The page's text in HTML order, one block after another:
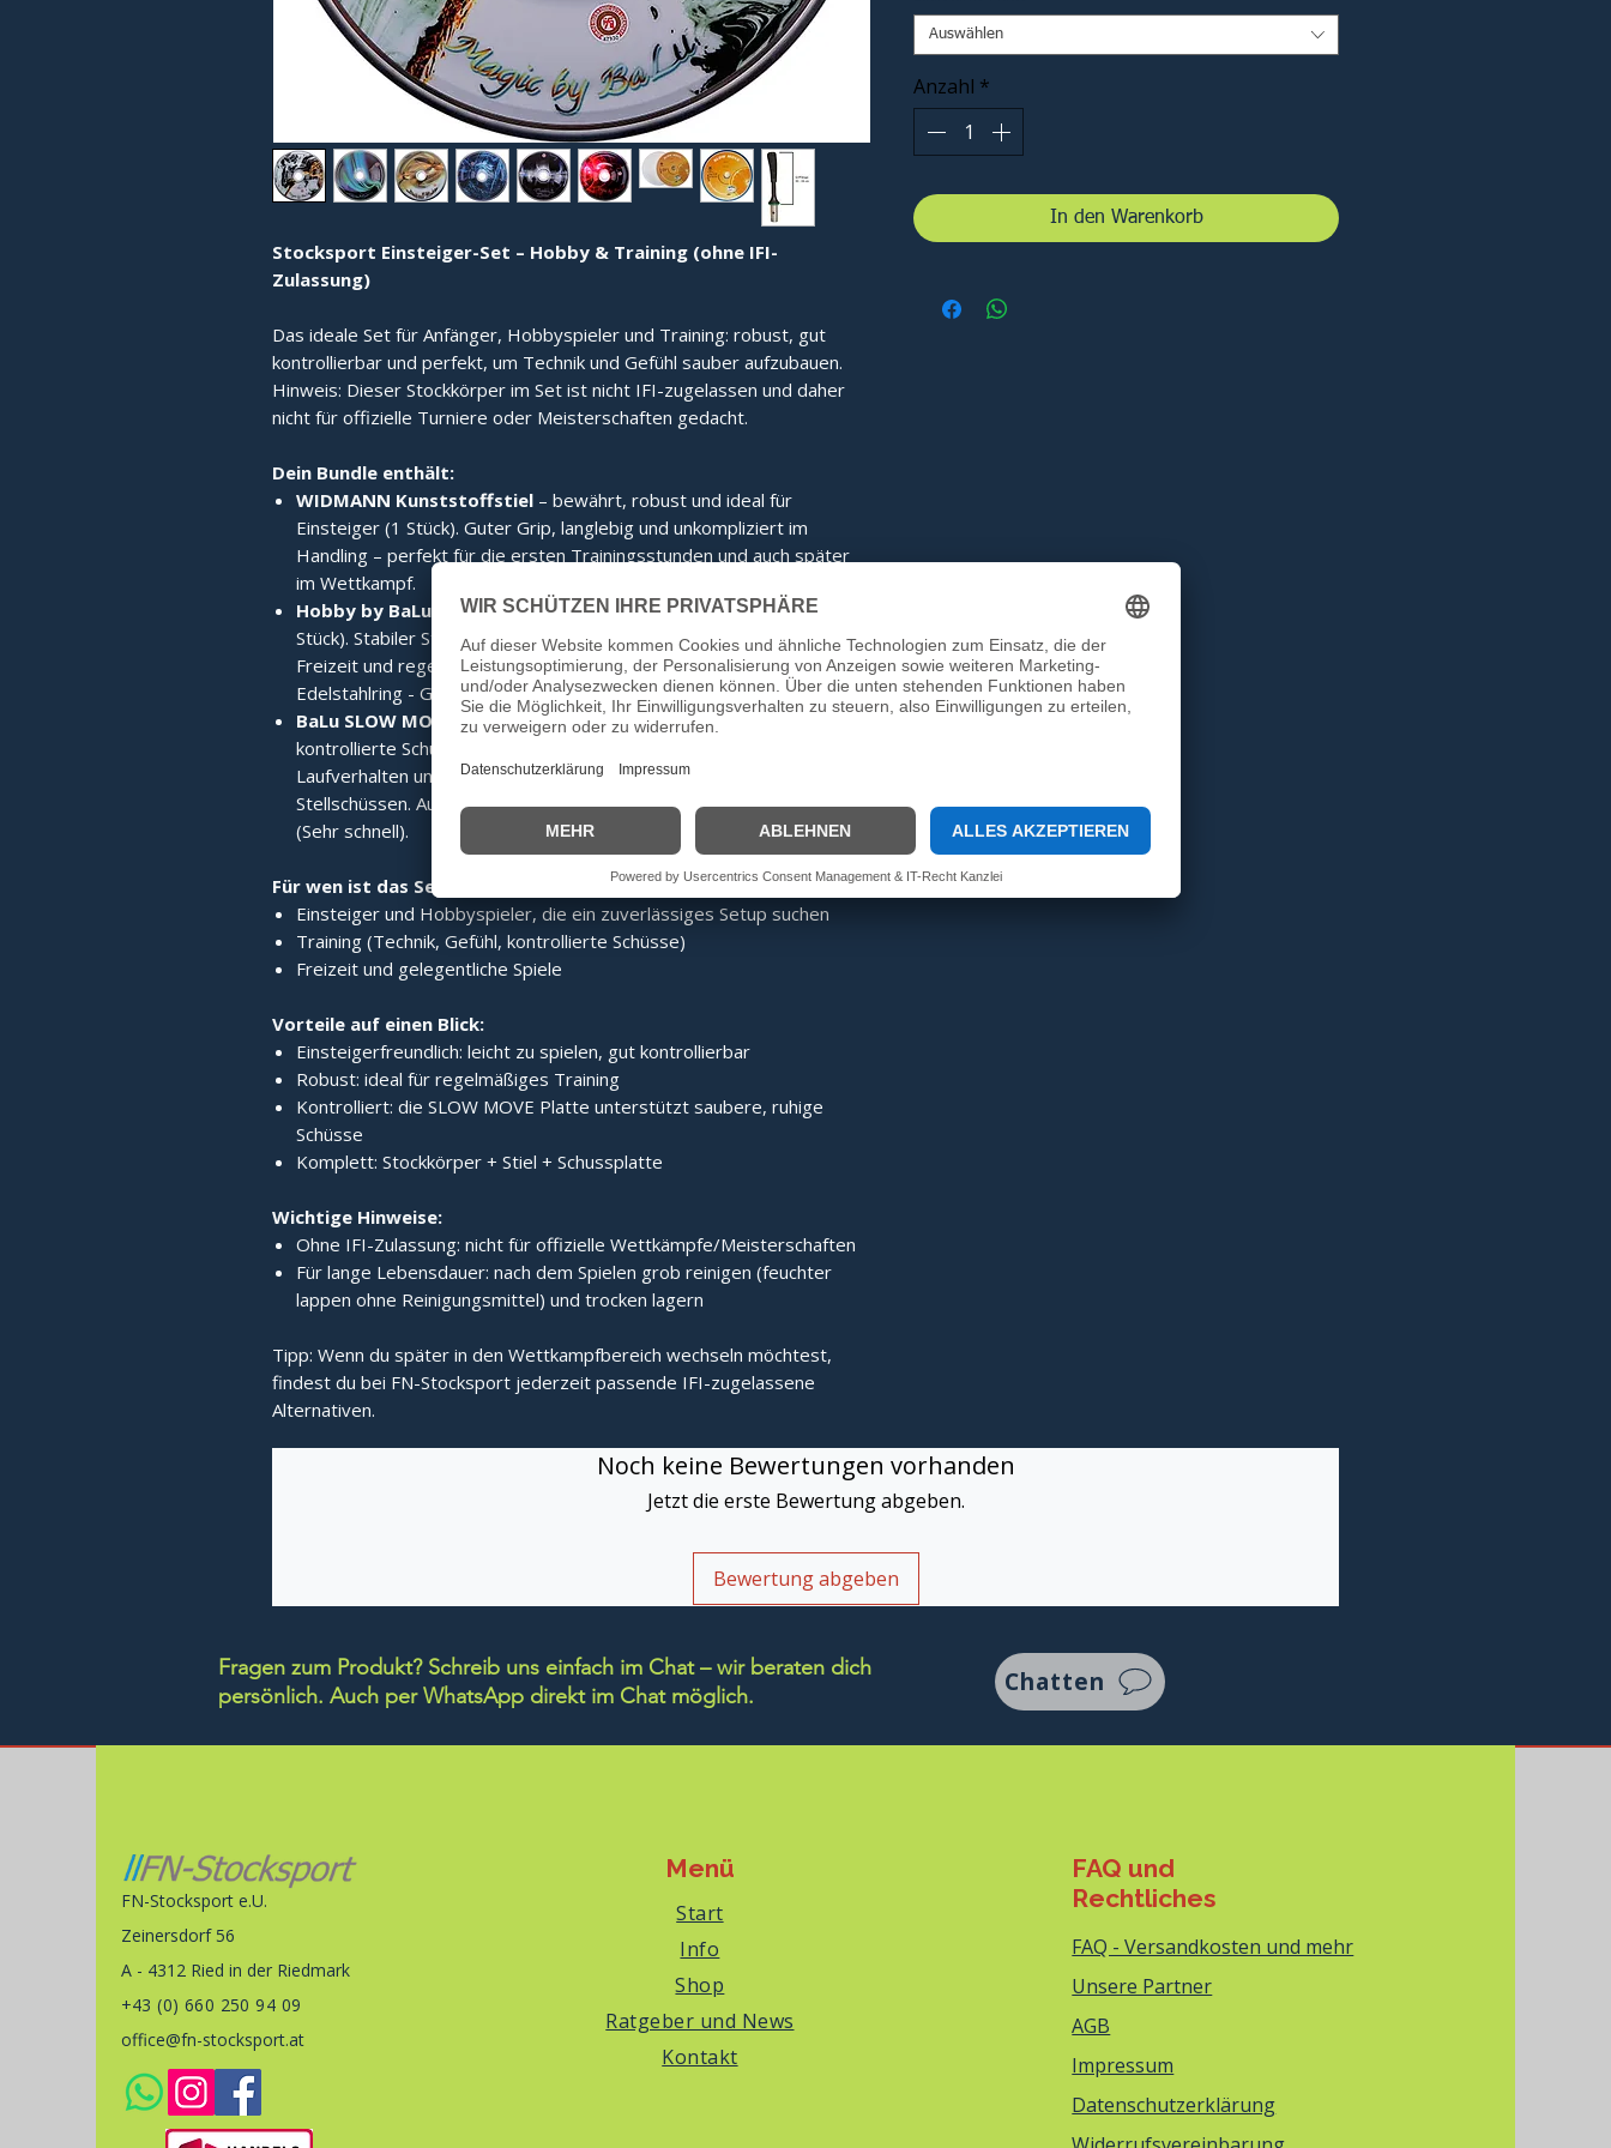
Stocksport Einsteiger-Set – Hobby & Training (ohne IFI-
Zulassung)
Das ideale Set für Anfänger, Hobbyspieler und Training: robust, gut
kontrollierbar und perfekt, um Technik und Gefühl sauber aufzubauen.
Hinweis: Dieser Stockkörper im Set ist nicht IFI-zugelassen und daher
nicht für offizielle Turniere oder Meisterschaften gedacht.
Dein Bundle enthält:
WIDMANN Kunststoffstiel – bewährt, robust und ideal für
Einsteiger (1 Stück). Guter Grip, langlebig und unkompliziert im
Handling – perfekt für die ersten Trainingsstunden und auch später
im Wettkampf.
Hobby by BaLu Eisstock / Stockkörperohne IFI Zulassung (1
Stück). Stabiler Stockkörper mit sportlichem Design – optimal für
Freizeit und regelmäßiges Training. Ausführung in glänzend mit
Edelstahlring - Gewicht ca. 3,7 KG
BaLu SLOW MOVE Schussplatte– gedämpft und glatt für
kontrollierte Schüsse (1 Stück). Unterstützt ein ruhigeres
Laufverhalten und hilft besonders beim Erlernen von Ziel- und
Stellschüssen. Auswählbar von Typ 15L (sehr langsam) -> Typ 10
(Sehr schnell).
Für wen ist das Set gedacht?
Einsteiger und Hobbyspieler, die ein zuverlässiges Setup suchen
Training (Technik, Gefühl, kontrollierte Schüsse)
Freizeit und gelegentliche Spiele
Vorteile auf einen Blick:
Einsteigerfreundlich: leicht zu spielen, gut kontrollierbar
Robust: ideal für regelmäßiges Training
Kontrolliert: die SLOW MOVE Platte unterstützt saubere, ruhige
Schüsse
Komplett: Stockkörper + Stiel + Schussplatte
Wichtige Hinweise:
Ohne IFI-Zulassung: nicht für offizielle Wettkämpfe/Meisterschaften
Für lange Lebensdauer: nach dem Spielen grob reinigen (feuchter
lappen ohne Reinigungsmittel) und trocken lagern
Tipp: Wenn du später in den Wettkampfbereich wechseln möchtest,
findest du bei FN-Stocksport jederzeit passende IFI-zugelassene
Alternativen.
Auswählen
Anzahl *
In den Warenkorb
Noch keine Bewertungen vorhanden
Jetzt die erste Bewertung abgeben.
Bewertung abgeben
Fragen zum Produkt? Schreib uns einfach im Chat – wir beraten dich
persönlich. Auch per WhatsApp direkt im Chat möglich. Chatten
FN-Stocksport e.U.
Zeinersdorf 56
A - 4312 Ried in der Riedmark
+43 (0) 660 250 94 09
office@fn-stocksport.at
Menü
Start
Info
Shop
Ratgeber und News
Kontakt
FAQ und
Rechtliches
FAQ - Versandkosten und mehr
Unsere Partner
AGB
Impressum
Datenschutzerklärung